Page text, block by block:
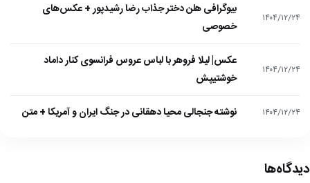
۱۴۰۴/۱۲/۲۴
بیوگرافی هلن دختر جذاب رضا رشیدپور + عکس‌های
خصوصی
۱۴۰۴/۱۲/۲۴
عکس| لیلا فروهر با لباس عروس فرانسوی کنار داماد
خوشتیپش
۱۴۰۴/۱۲/۲۴ نوشته جنجالی محیا دهقانی در جنگ ایران و آمریکا + متن
دیدگاه‌ها